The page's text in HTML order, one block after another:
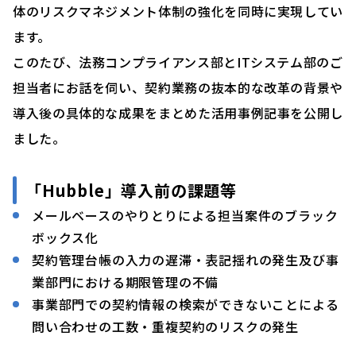
体のリスクマネジメント体制の強化を同時に実現してい
ます。
このたび、法務コンプライアンス部とITシステム部のご
担当者にお話を伺い、契約業務の抜本的な改革の背景や
導入後の具体的な成果をまとめた活用事例記事を公開し
ました。
「Hubble」導入前の課題等
メールベースのやりとりによる担当案件のブラック
ボックス化
契約管理台帳の入力の遅滞・表記揺れの発生及び事
業部門における期限管理の不備
事業部門での契約情報の検索ができないことによる
問い合わせの工数・重複契約のリスクの発生